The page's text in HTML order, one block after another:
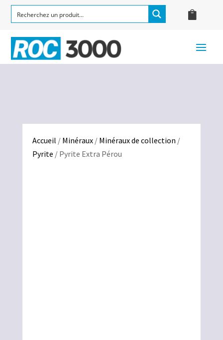
Accueil / Minéraux/ Minéraux de collection /
Pyrite / Pyrite Extra Pérou